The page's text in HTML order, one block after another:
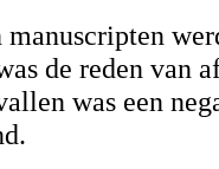
de reden van
was een